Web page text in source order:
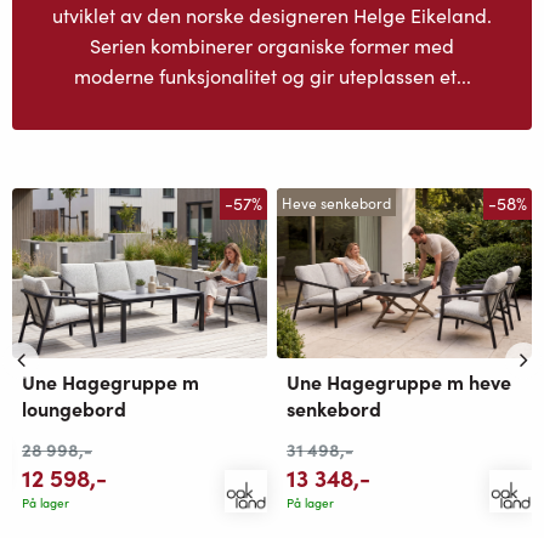
utviklet av den norske designeren Helge Eikeland.
Serien kombinerer organiske former med
moderne funksjonalitet og gir uteplassen et...
-57%
Une Hagegruppe m
loungebord
28 998,-
12 598,-
På lager
Heve senkebord -58%
Une Hagegruppe m heve
senkebord
31 498,-
13 348,-
På lager